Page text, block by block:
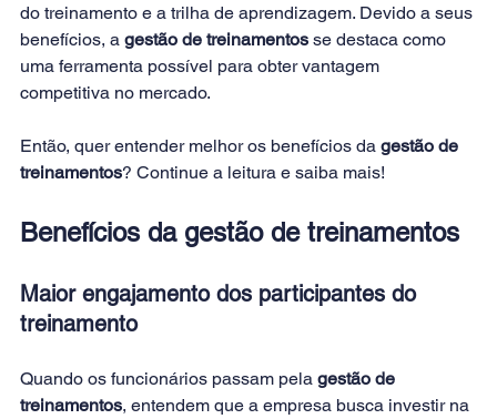
do treinamento e a trilha de aprendizagem. Devido a seus
benefícios, a gestão de treinamentos se destaca como
uma ferramenta possível para obter vantagem
competitiva no mercado.
Então, quer entender melhor os benefícios da gestão de
treinamentos? Continue a leitura e saiba mais!
Benefícios da gestão de treinamentos
Maior engajamento dos participantes do
treinamento
Quando os funcionários passam pela gestão de
treinamentos, entendem que a empresa busca investir na